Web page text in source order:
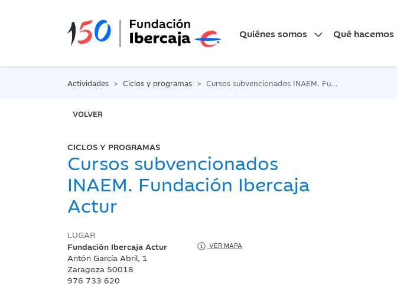
Quiénes somos Qué hacemos
Actividades Ciclos y programas Cursos subvencionados INAEM. Fundación Ibercaja Actur
VOLVER
CICLOS Y PROGRAMAS
Cursos subvencionados
INAEM. Fundación Ibercaja
Actur
LUGAR
Fundación Ibercaja Actur
VER MAPA
Antón García Abril, 1
Zaragoza 50018
976 733 620